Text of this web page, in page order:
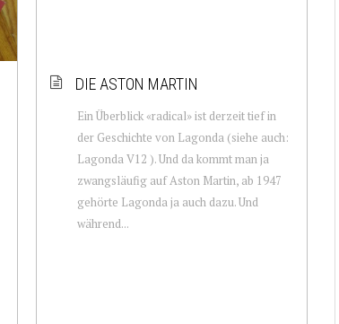
DIE ASTON MARTIN
Ein Überblick «radical» ist derzeit tief in
der Geschichte von Lagonda (siehe auch:
Lagonda V12 ). Und da kommt man ja
zwangsläufig auf Aston Martin, ab 1947
gehörte Lagonda ja auch dazu. Und
während...